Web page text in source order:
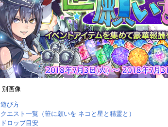
別画像
遊び方
クエスト一覧（笹に願いを ネコと星と精霊と）
ドロップ目安